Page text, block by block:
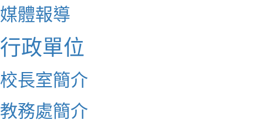
媒體報導
行政單位
校長室簡介
教務處簡介